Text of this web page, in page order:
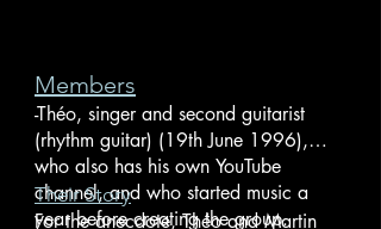
Members
-Théo, singer and second guitarist
(rhythm guitar) (19th June 1996),
who also has his own YouTube
channel, and who started music a
year before creating the group.
Their Story
For the anecdote, Théo and Martin